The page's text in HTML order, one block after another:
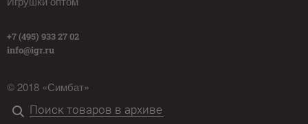
+7 (495) 933 27 02
info@igr.ru
© 2018 «Симбат»